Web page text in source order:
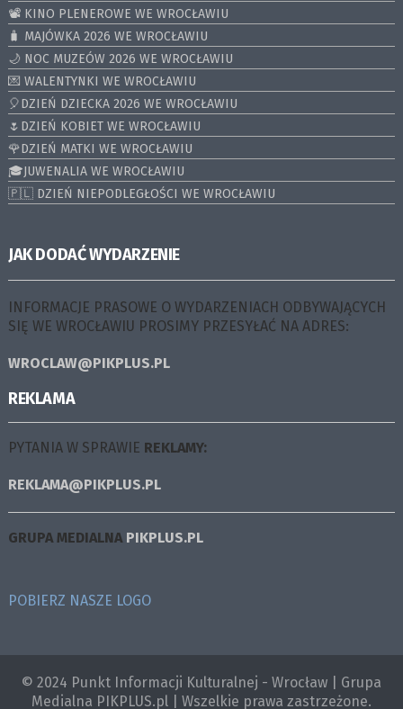
📽️ KINO PLENEROWE WE WROCŁAWIU
🧳 MAJÓWKA 2026 WE WROCŁAWIU
🌙 NOC MUZEÓW 2026 WE WROCŁAWIU
💌 WALENTYNKI WE WROCŁAWIU
🎈DZIEŃ DZIECKA 2026 WE WROCŁAWIU
🌷DZIEŃ KOBIET WE WROCŁAWIU
🌹DZIEŃ MATKI WE WROCŁAWIU
🎓JUWENALIA WE WROCŁAWIU
🇵🇱 DZIEŃ NIEPODLEGŁOŚCI WE WROCŁAWIU
JAK DODAĆ WYDARZENIE
INFORMACJE PRASOWE O WYDARZENIACH ODBYWAJĄCYCH
SIĘ WE WROCŁAWIU PROSIMY PRZESYŁAĆ NA ADRES:
WROCLAW@PIKPLUS.PL
REKLAMA
PYTANIA W SPRAWIE REKLAMY:
REKLAMA@PIKPLUS.PL
GRUPA MEDIALNA PIKPLUS.PL
POBIERZ NASZE LOGO
© 2024 Punkt Informacji Kulturalnej - Wrocław | Grupa
Medialna PIKPLUS.pl | Wszelkie prawa zastrzeżone.